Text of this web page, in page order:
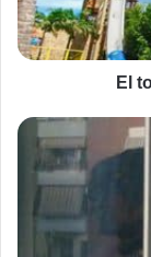
El
¡Qué
pasa!